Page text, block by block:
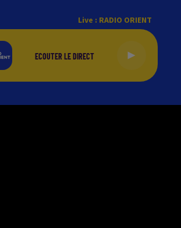
Live : RADIO ORIENT